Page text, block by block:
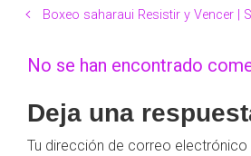
Boxeo saharaui Resistir y Vencer |
No se han encontrado
Deja una
Tu dirección de correo electrónico